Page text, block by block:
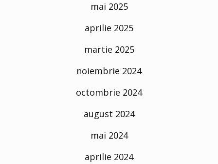
mai 2025
aprilie 2025
martie 2025
noiembrie 2024
octombrie 2024
august 2024
mai 2024
aprilie 2024